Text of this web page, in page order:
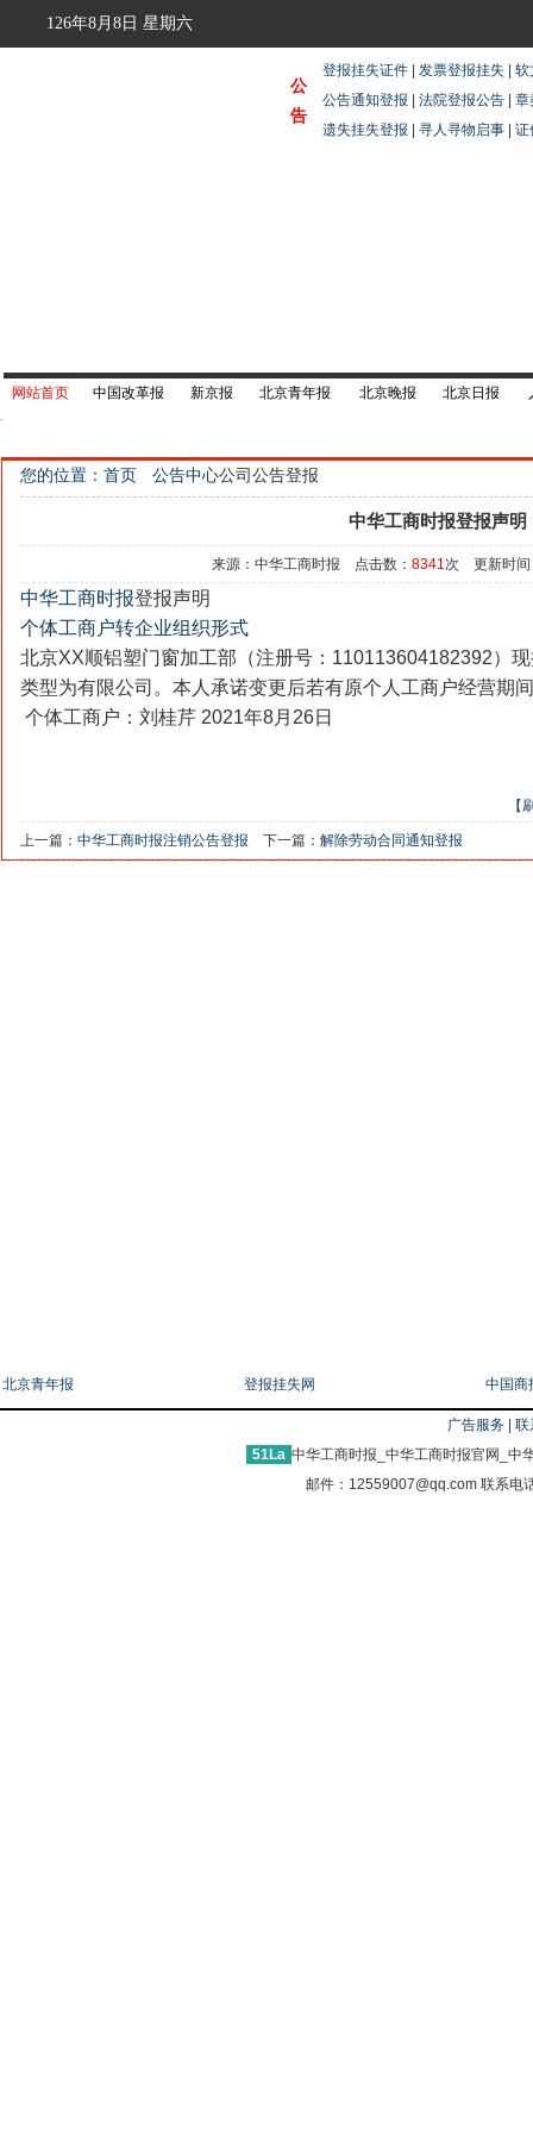
126年8月8日 星期六
公
告
登报挂失证件 发票登报挂失
软
公告通知登报
法院登报公告
章
遗失挂失登报
寻人寻物启事 证
网站首页 中国改革报 新京报 北京青年报 北京晚报 北京日报
您的位置：首页 公告中心公司公告登报
中华工商时报登报声明
来源：中华工商时报 点击数： 8341次 更新时间
中华工商时报登报声明
个体工商户转企业组织形式
北京XX顺铝塑门窗加工部（注册号：110113604182392）
类型为有限公司。本人承诺变更后若有原个人工商户经营期
个体工商户：刘桂芹 2021年8月26日
【
上一篇： 中华工商时报注销公告登报 下一篇： 解除劳动合同通知登报
北京青年报 登报挂失网 中国商
广告服务
联
51La 中华工商时报_中华工商时报官网_中
邮件：12559007@qq.com 联系